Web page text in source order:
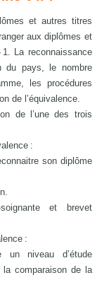
et autres titres
aux diplômes et
La reconnaissance
du pays, le nombre
les procédures
de l’équivalence.
de l’une des trois
:
son diplôme
et brevet
:
un niveau d’étude
comparaison de la